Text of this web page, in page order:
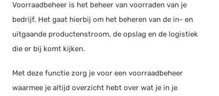
Offerte
Projectmanagement
Workflowmanagement
Voorraadbeheer is het beheer van voorraden van je
bedrijf. Het gaat hierbij om het beheren van de in- en
uitgaande productenstroom, de opslag en de logistiek
die er bij komt kijken.
Met deze functie zorg je voor een voorraadbeheer
waarmee je altijd overzicht hebt over wat je in je